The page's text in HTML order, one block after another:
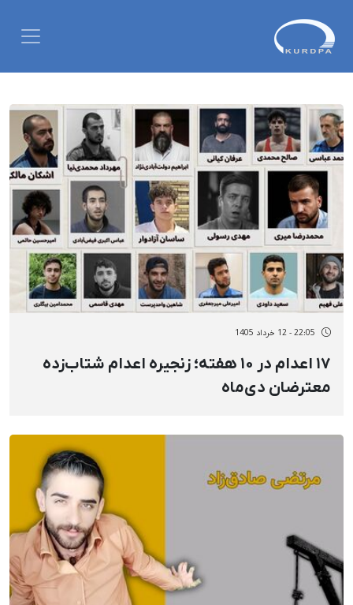
22:05 - 12 خرداد 1405
۱۷ اعدام در ۱۰ هفته؛ زنجیره اعدام شتاب‌زده
معترضان دی‌ماه